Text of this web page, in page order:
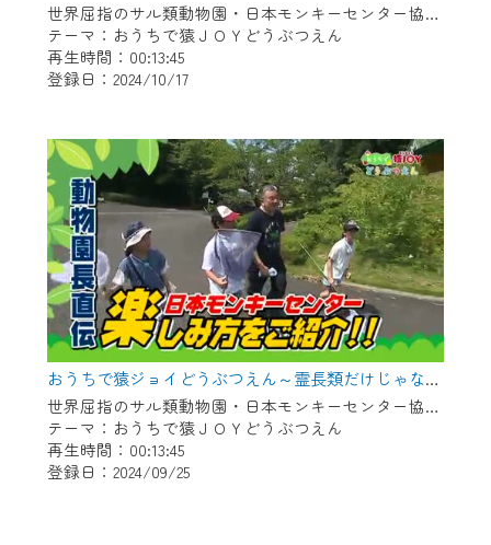
世界屈指のサル類動物園・日本モンキーセンター協力の親子で学べる動物番組。
テーマ：おうちで猿ＪＯＹどうぶつえん
再生時間：00:13:45
登録日：2024/10/17
おうちで猿ジョイどうぶつえん～霊長類だけじゃない！？ 夏休みは日本モンキーセンターへ！～（2024年8月16日初回放送）
世界屈指のサル類動物園・日本モンキーセンター協力の親子で学べる動物番組。
テーマ：おうちで猿ＪＯＹどうぶつえん
再生時間：00:13:45
登録日：2024/09/25